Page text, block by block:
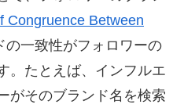
Congruence Between
の一致性がフォロワーの
。たとえば、インフルエ
がそのブランド名を検索